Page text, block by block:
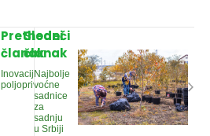
Prethodni
članak
Inovacije u
poljoprivredi
Sledeći
članak
Najbolje
voćne
sadnice
za
sadnju
u Srbiji